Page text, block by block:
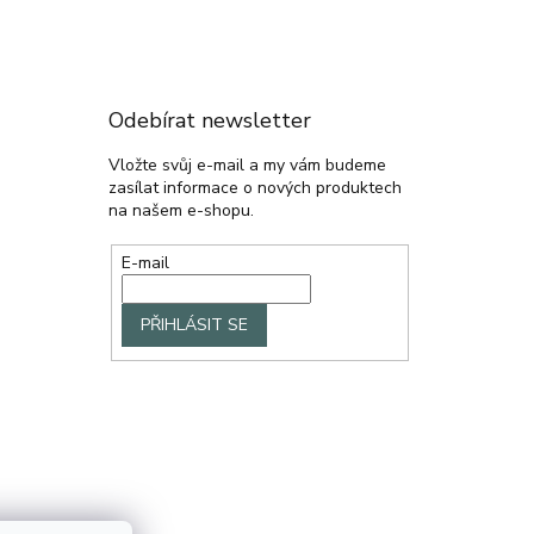
Odebírat newsletter
Vložte svůj e-mail a my vám budeme
zasílat informace o nových produktech
na našem e-shopu.
E-mail
PŘIHLÁSIT SE